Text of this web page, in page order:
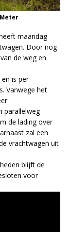
maandag
Door nog
de weg en
is per
Vanwege het
parallelweg
de lading over
zal een
vrachtwagen uit
blijft de
voor